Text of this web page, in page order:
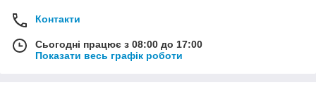
Контакти
Сьогодні працює з 08:00 до 17:00
Показати весь графік роботи